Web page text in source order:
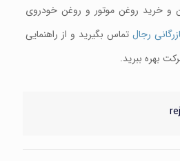
و خرید روغن موتور و روغن خودروی
رجالتماس بگیرید و از راهنمایی
بهره ببرید.